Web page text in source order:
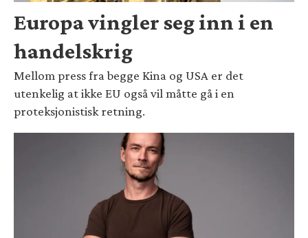
Europa vingler seg inn i en
handelskrig
Mellom press fra begge Kina og USA er det
utenkelig at ikke EU også vil måtte gå i en
proteksjonistisk retning.